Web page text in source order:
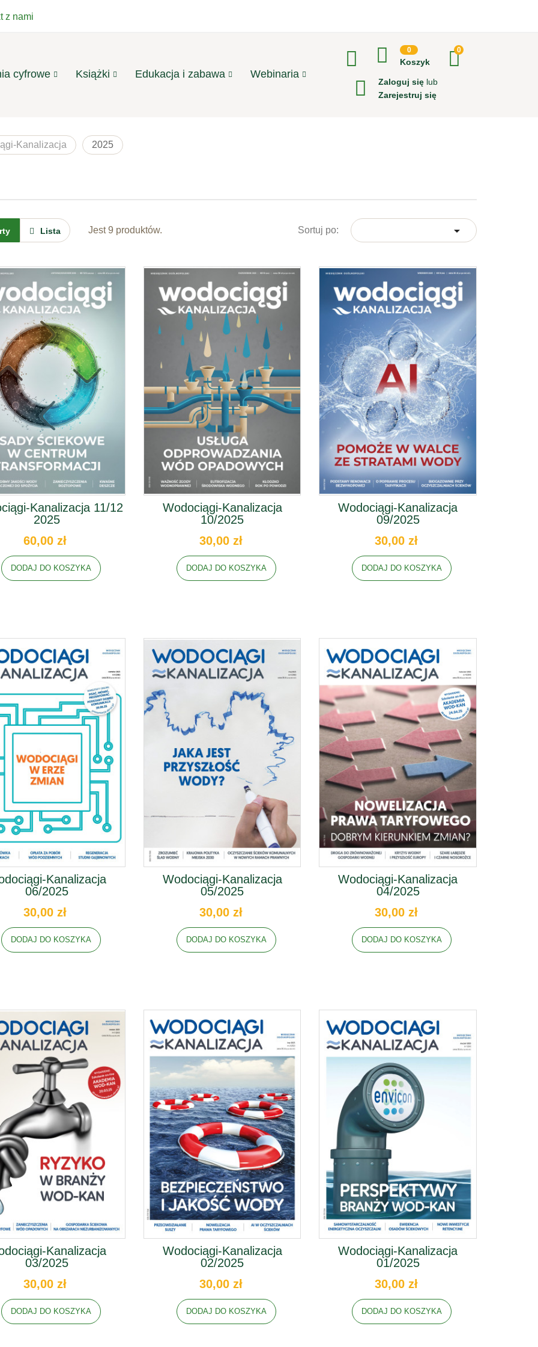
z nami
0
Koszyk
0
Zaloguj się lub
Zarejestruj się
cyfrowe Książki Edukacja i zabawa Webinaria
Kanalizacja 2025
półroczna ...
204,00 zł
Zieleń Miejska -
roczna ...
297,00 zł
e-wydanie
Zieleń Miejska
03/2025
24,00 zł
Zieleń Miejska
24,00 zł
Zieleń Miejska
03/2021
18,00 zł
Lista Jest 9 produktów. Sortuj po: 
Kanalizacja 11/12
2025
60,00 zł
DODAJ DO KOSZYKA
Wodociągi-Kanalizacja
10/2025
30,00 zł
DODAJ DO KOSZYKA
Wodociągi-Kanalizacja
09/2025
30,00 zł
DODAJ DO KOSZYKA
Kanalizacja
06/2025
30,00 zł
DODAJ DO KOSZYKA
Wodociągi-Kanalizacja
05/2025
30,00 zł
DODAJ DO KOSZYKA
Wodociągi-Kanalizacja
04/2025
30,00 zł
DODAJ DO KOSZYKA
Kanalizacja
03/2025
30,00 zł
DODAJ DO KOSZYKA
Wodociągi-Kanalizacja
02/2025
30,00 zł
DODAJ DO KOSZYKA
Wodociągi-Kanalizacja
01/2025
30,00 zł
DODAJ DO KOSZYKA